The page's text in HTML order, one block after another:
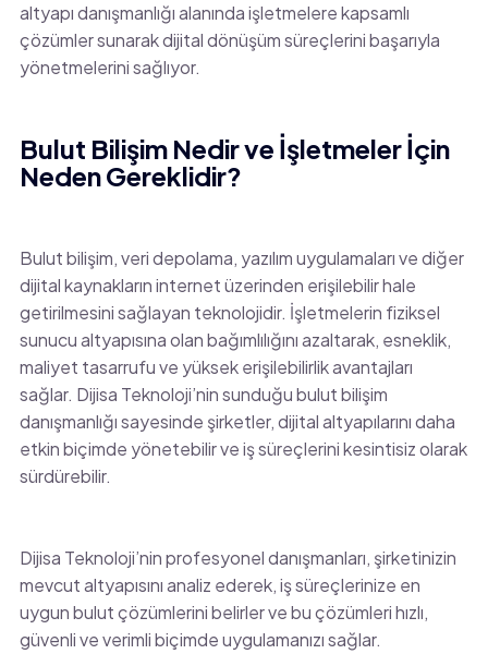
altyapı danışmanlığı alanında işletmelere kapsamlı
çözümler sunarak dijital dönüşüm süreçlerini başarıyla
yönetmelerini sağlıyor.
Bulut Bilişim Nedir ve İşletmeler İçin
Neden Gereklidir?
Bulut bilişim, veri depolama, yazılım uygulamaları ve diğer
dijital kaynakların internet üzerinden erişilebilir hale
getirilmesini sağlayan teknolojidir. İşletmelerin fiziksel
sunucu altyapısına olan bağımlılığını azaltarak, esneklik,
maliyet tasarrufu ve yüksek erişilebilirlik avantajları
sağlar. Dijisa Teknoloji’nin sunduğu bulut bilişim
danışmanlığı sayesinde şirketler, dijital altyapılarını daha
etkin biçimde yönetebilir ve iş süreçlerini kesintisiz olarak
sürdürebilir.
Dijisa Teknoloji’nin profesyonel danışmanları, şirketinizin
mevcut altyapısını analiz ederek, iş süreçlerinize en
uygun bulut çözümlerini belirler ve bu çözümleri hızlı,
güvenli ve verimli biçimde uygulamanızı sağlar.